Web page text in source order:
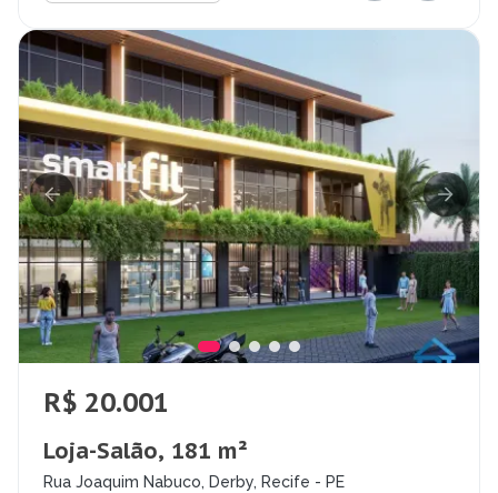
R$ 20.001
Loja-Salão, 181 m²
Rua Joaquim Nabuco, Derby, Recife - PE